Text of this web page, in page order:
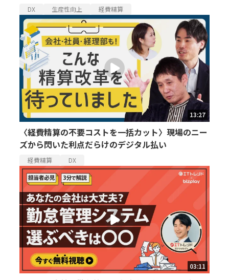
DX 生産性向上 経費精算
13:27
〈経費精算の不要コストを一括カット〉現場のニー
ズから閃いた利点だらけのデジタル払い
経費精算 DX
03:11